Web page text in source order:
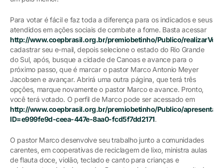
Para votar é fácil e faz toda a diferença para os indicados e seus
atendidos em ações sociais de combate a fome. Basta acessar
http://www.coepbrasil.org.br/premiobetinho/Publico/
cadastrar seu e-mail, depois selecione o estado do Rio Grande
do Sul, após, busque a cidade de Canoas e avance para o
próximo passo, que é marcar o pastor Marco Antonio Meyer
Jacobsen e avançar. Abrirá uma outra página, que terá três
opções, marque novamente o pastor Marco e avance. Pronto,
você terá votado. O perfil de Marco pode ser acessado em
http://www.coepbrasil.org.br/premiobetinho/Publico/
ID=e999fe9d-ceea-447e-8aa0-fcd5f7dd2171.
O pastor Marco desenvolve seu trabalho junto a comunidades
carentes, em cooperativas de reciclagem de lixo, ministra aulas
de flauta doce, violão, teclado e canto para crianças e